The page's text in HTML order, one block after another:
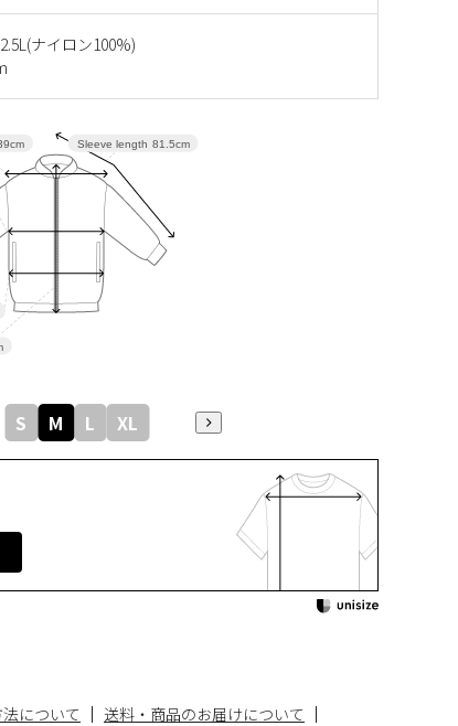
ナイロン100%)
について
送料・商品のお届けについて
Sleeve length 81.5cm
S M L XL